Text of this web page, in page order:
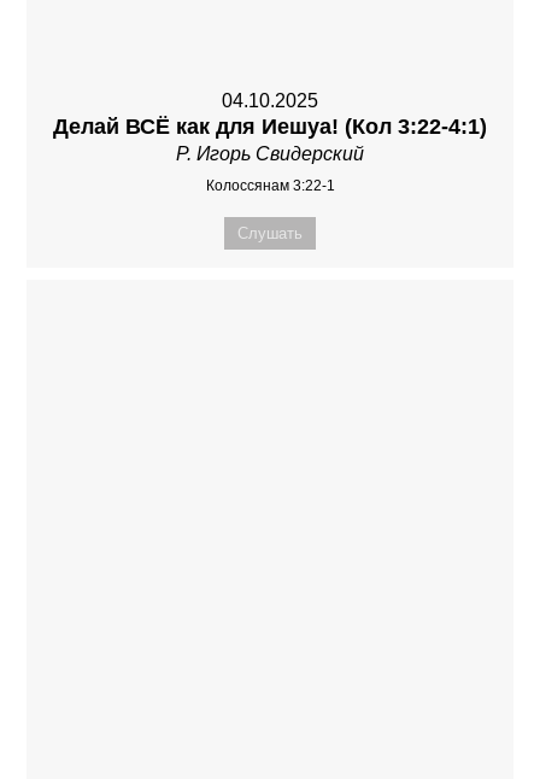
04.10.2025
Делай ВСЁ как для Иешуа! (Кол 3:22-4:1)
Р. Игорь Свидерский
Колоссянам 3:22-1
Слушать